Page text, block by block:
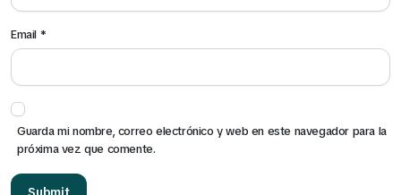
Email *
Guarda mi nombre, correo electrónico y web en este navegador para la
próxima vez que comente.